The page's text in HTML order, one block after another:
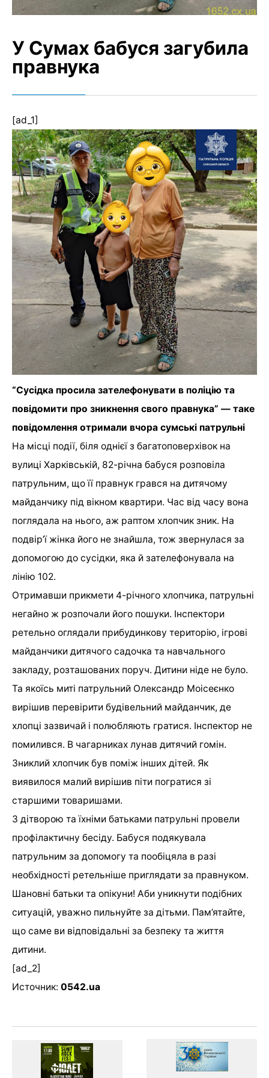
У Сумах бабуся загубила
правнука
[ad_1]
“Сусідка просила зателефонувати в поліцію та
повідомити про зникнення свого правнука” — таке
повідомлення отримали вчора сумські патрульні
На місці події, біля однієї з багатоповерхівок на
вулиці Харківській, 82-річна бабуся розповіла
патрульним, що її правнук грався на дитячому
майданчику під вікном квартири. Час від часу вона
поглядала на нього, аж раптом хлопчик зник. На
подвір’ї жінка його не знайшла, тож звернулася за
допомогою до сусідки, яка й зателефонувала на
лінію 102.
Отримавши прикмети 4-річного хлопчика, патрульні
негайно ж розпочали його пошуки. Інспектори
ретельно оглядали прибудинкову територію, ігрові
майданчики дитячого садочка та навчального
закладу, розташованих поруч. Дитини ніде не було.
Та якоїсь миті патрульний Олександр Моісеєнко
вирішив перевірити будівельний майданчик, де
хлопці зазвичай і полюбляють гратися. Інспектор не
помилився. В чагарниках лунав дитячий гомін.
Зниклий хлопчик був поміж інших дітей. Як
виявилося малий вирішив піти погратися зі
старшими товаришами.
З дітворою та їхніми батьками патрульні провели
профілактичну бесіду. Бабуся подякувала
патрульним за допомогу та пообіцяла в разі
необхідності ретельніше приглядати за правнуком.
Шановні батьки та опікуни! Аби уникнути подібних
ситуацій, уважно пильнуйте за дітьми. Пам’ятайте,
що саме ви відповідальні за безпеку та життя
дитини.
[ad_2]
Источник: 0542.ua